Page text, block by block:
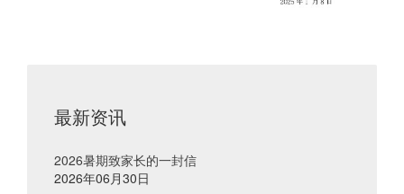
最新资讯
2026暑期致家长的一封信
2026年06月30日